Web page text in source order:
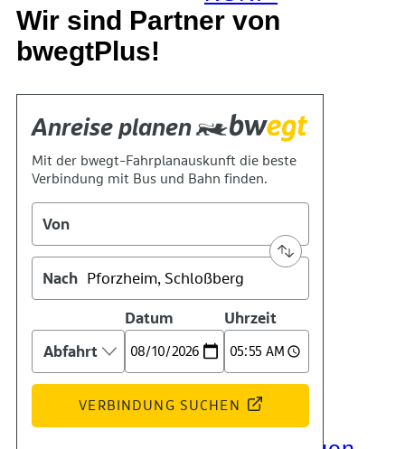
Das Team
Wir sind Partner von
bwegtPlus!